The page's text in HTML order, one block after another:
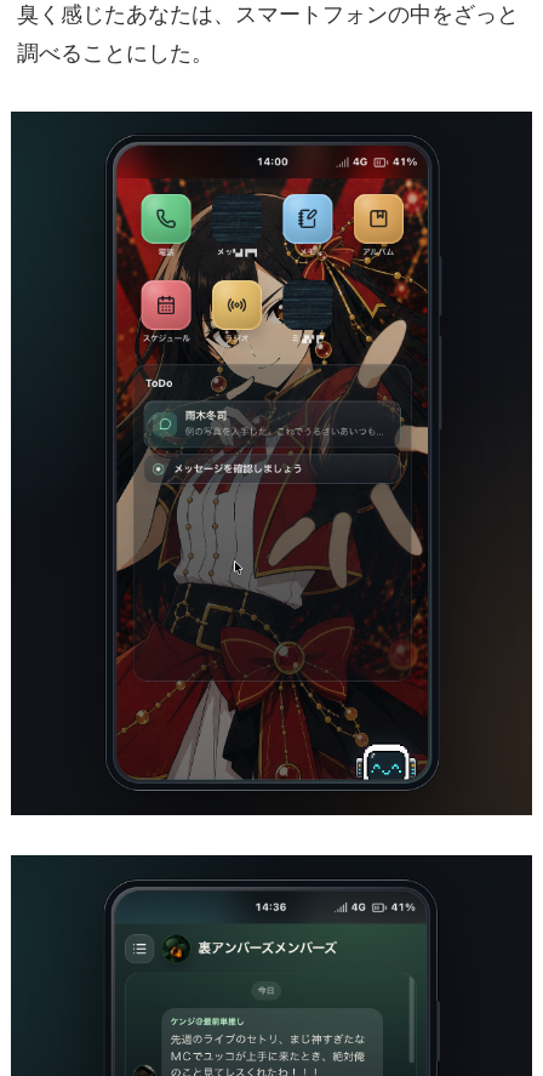
臭く感じたあなたは、スマートフォンの中をざっと
調べることにした。